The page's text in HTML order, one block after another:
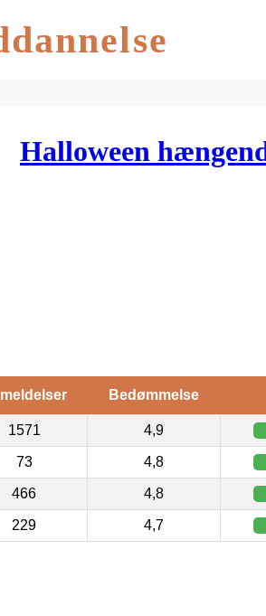
Halloween
Bedømmelse
1571 4,9
73 4,8
466 4,8
229 4,7